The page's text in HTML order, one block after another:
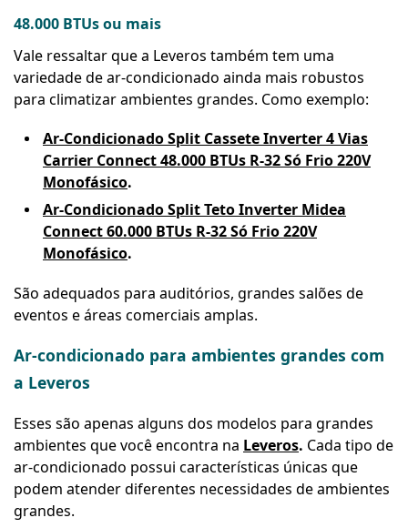
48.000 BTUs ou mais
Vale ressaltar que a Leveros também tem uma
variedade de ar-condicionado ainda mais robustos
para climatizar ambientes grandes. Como exemplo:
Ar-Condicionado Split Cassete Inverter 4 Vias
Carrier Connect 48.000 BTUs R-32 Só Frio 220V
Monofásico.
Ar-Condicionado Split Teto Inverter Midea
Connect 60.000 BTUs R-32 Só Frio 220V
Monofásico.
São adequados para auditórios, grandes salões de
eventos e áreas comerciais amplas.
Ar-condicionado para ambientes grandes com
a Leveros
Esses são apenas alguns dos modelos para grandes
ambientes que você encontra na Leveros. Cada tipo de
ar-condicionado possui características únicas que
podem atender diferentes necessidades de ambientes
grandes.